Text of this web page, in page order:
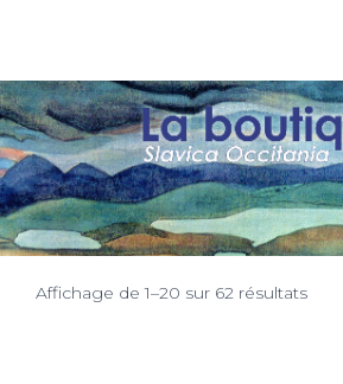
Boutique
Affichage de 1–20 sur 62 résultatsTrié